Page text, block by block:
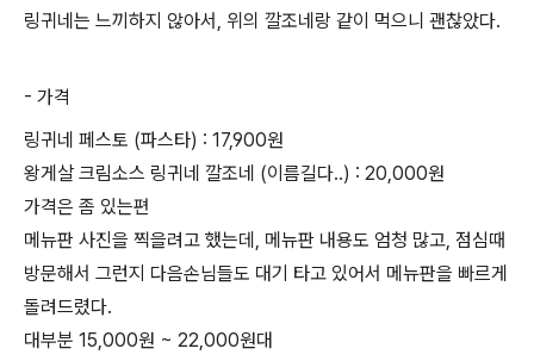
링귀네는 느끼하지 않아서, 위의 깔조네랑 같이 먹으니 괜찮았다.
- 가격
링귀네 페스토 (파스타) : 17,900원
왕게살 크림소스 링귀네 깔조네 (이름길다..) : 20,000원
가격은 좀 있는편
메뉴판 사진을 찍을려고 했는데, 메뉴판 내용도 엄청 많고, 점심때
방문해서 그런지 다음손님들도 대기 타고 있어서 메뉴판을 빠르게
돌려드렸다.
대부분 15,000원 ~ 22,000원대